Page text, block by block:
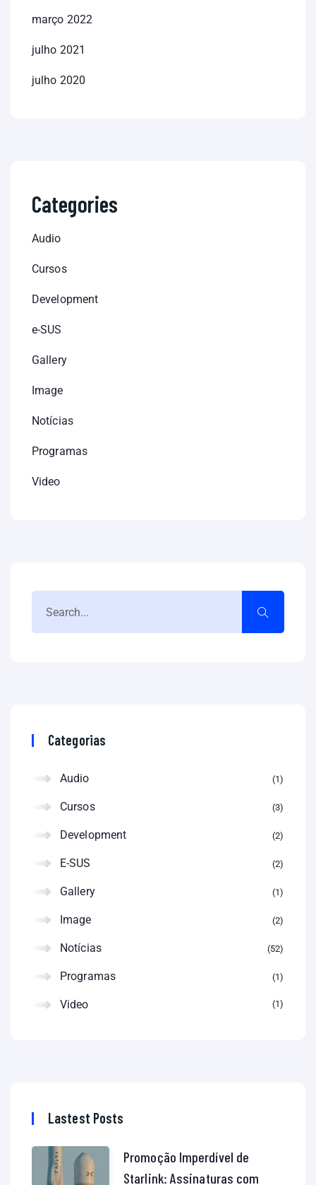
março 2022
julho 2021
julho 2020
Categories
Audio
Cursos
Development
e-SUS
Gallery
Image
Notícias
Programas
Video
Categorias
Audio 1
Cursos 3
Development 2
E-SUS 2
Gallery 1
Image 2
Notícias 52
Programas 1
Video 1
Lastest Posts
Promoção Imperdível de
Starlink: Assinaturas com